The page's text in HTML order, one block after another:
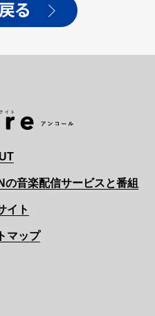
る
の音楽配信サービスと番組
イト
マップ